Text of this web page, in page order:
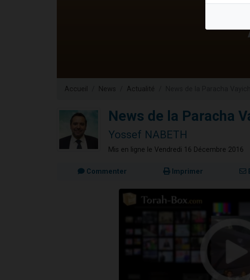
2 personnes viennent
Accueil News Actualité
News de la Paracha
Yossef NABETH
Mis en ligne le Vendredi 16 Décembre 2016
Commenter Imprimer